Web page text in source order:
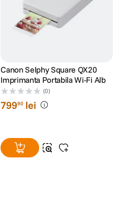
Canon Selphy Square QX20
Imprimanta Portabila Wi-Fi Alb
(0)
79990 lei